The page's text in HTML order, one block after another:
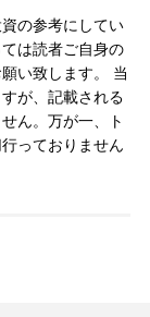
の参考にしてい
は読者ご自身の
い致します。 当
が、記載される
ん。万が一、ト
っておりません